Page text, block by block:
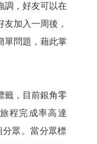
調，好友可以在
加入一周後，
單問題，藉此掌
籤，目前銀角零
程完成率高達
分眾。當分眾標